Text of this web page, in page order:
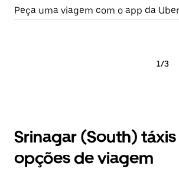
Peça uma viagem com o app da Uber
1/3
Srinagar (South)
opções de viagem